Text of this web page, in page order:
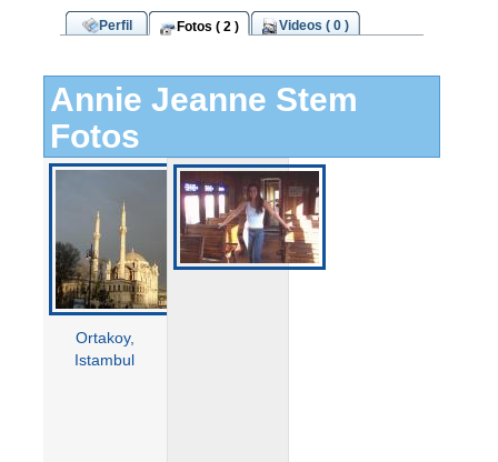
Perfil Fotos ( 2 ) Videos ( 0 )
Annie Jeanne Stem
Fotos
Ortakoy,
Istambul